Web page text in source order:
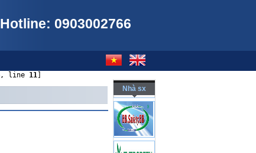
Hotline: 0903002766
, line 11
Nhà sx